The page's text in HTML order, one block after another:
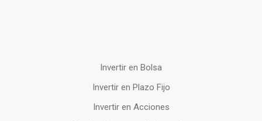
Invertir en Bolsa
Invertir en Plazo Fijo
Invertir en Acciones